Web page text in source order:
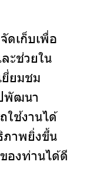
ดเก็บเพื่อ
ะช่วยใน
ยี่ยมชม
พัฒนา
ใช้งานได้
ภาพยิ่งขึ้น
องท่านได้ดี